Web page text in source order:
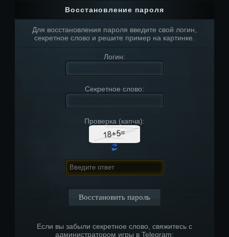
Восстановление пароля
Для восстановления пароля введите свой логин,
секретное слово и решите пример на картинке.
Логин:
Секретное слово:
Проверка (капча):
Если вы забыли секретное слово, свяжитесь с
администратором игры в Telegram: